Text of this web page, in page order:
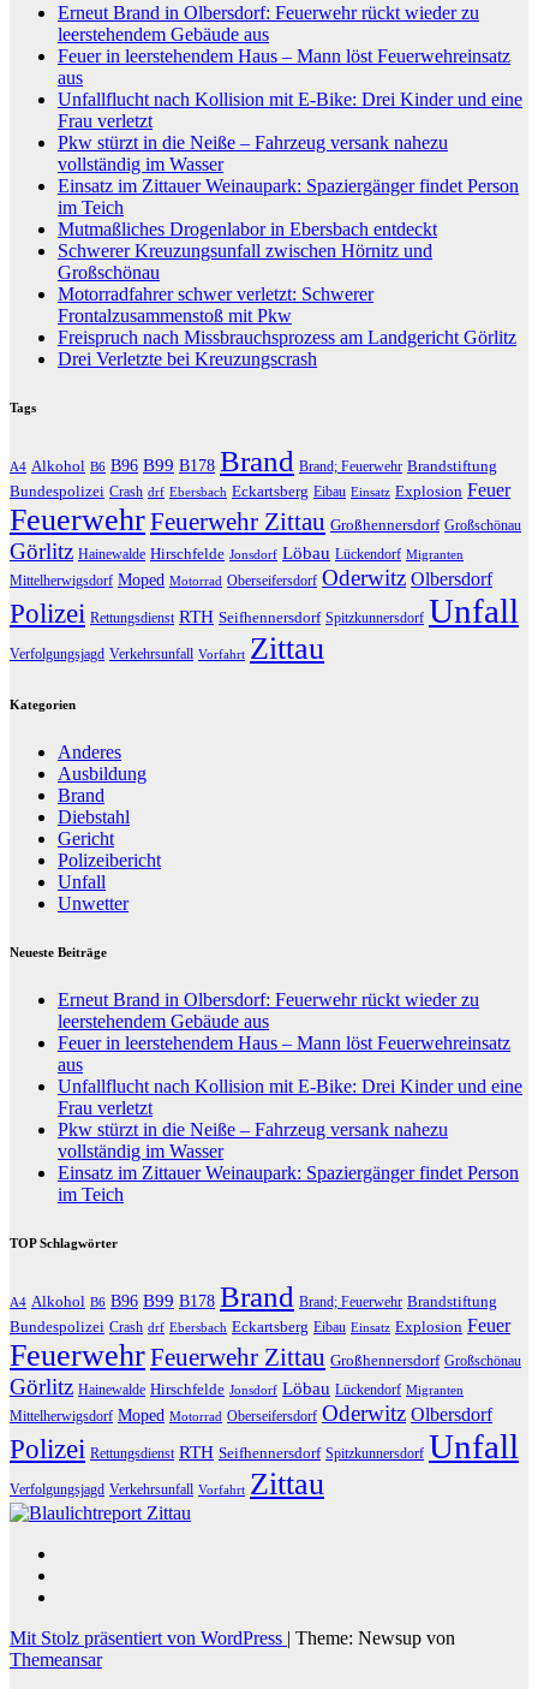
Erneut Brand in Olbersdorf: Feuerwehr rückt wieder zu
leerstehendem Gebäude aus
Feuer in leerstehendem Haus – Mann löst Feuerwehreinsatz
aus
Unfallflucht nach Kollision mit E-Bike: Drei Kinder und eine
Frau verletzt
Pkw stürzt in die Neiße – Fahrzeug versank nahezu
vollständig im Wasser
Einsatz im Zittauer Weinaupark: Spaziergänger findet Person
im Teich
Mutmaßliches Drogenlabor in Ebersbach entdeckt
Schwerer Kreuzungsunfall zwischen Hörnitz und
Großschönau
Motorradfahrer schwer verletzt: Schwerer
Frontalzusammenstoß mit Pkw
Freispruch nach Missbrauchsprozess am Landgericht Görlitz
Drei Verletzte bei Kreuzungscrash
Tags
A4 Alkohol B6 B96 B99 B178 Brand Brand; Feuerwehr Brandstiftung
Bundespolizei Crash drf Ebersbach Eckartsberg Eibau Einsatz Explosion Feuer
FeuerwehrFeuerwehr Zittau Großhennersdorf Großschönau
Görlitz Hainewalde Hirschfelde Jonsdorf Löbau Lückendorf Migranten
Mittelherwigsdorf Moped Motorrad Oberseifersdorf Oderwitz Olbersdorf
Polizei Rettungsdienst RTH Seifhennersdorf Spitzkunnersdorf Unfall
Verfolgungsjagd Verkehrsunfall Vorfahrt Zittau
Kategorien
Anderes
Ausbildung
Brand
Diebstahl
Gericht
Polizeibericht
Unfall
Unwetter
Neueste Beiträge
Erneut Brand in Olbersdorf: Feuerwehr rückt wieder zu
leerstehendem Gebäude aus
Feuer in leerstehendem Haus – Mann löst Feuerwehreinsatz
aus
Unfallflucht nach Kollision mit E-Bike: Drei Kinder und eine
Frau verletzt
Pkw stürzt in die Neiße – Fahrzeug versank nahezu
vollständig im Wasser
Einsatz im Zittauer Weinaupark: Spaziergänger findet Person
im Teich
TOP Schlagwörter
A4 Alkohol B6 B96 B99 B178 Brand Brand; Feuerwehr Brandstiftung
Bundespolizei Crash drf Ebersbach Eckartsberg Eibau Einsatz Explosion Feuer
FeuerwehrFeuerwehr Zittau Großhennersdorf Großschönau
Görlitz Hainewalde Hirschfelde Jonsdorf Löbau Lückendorf Migranten
Mittelherwigsdorf Moped Motorrad Oberseifersdorf Oderwitz Olbersdorf
Polizei Rettungsdienst RTH Seifhennersdorf Spitzkunnersdorf Unfall
Verfolgungsjagd Verkehrsunfall Vorfahrt Zittau
Mit Stolz präsentiert von WordPress | Theme: Newsup von
Themeansar